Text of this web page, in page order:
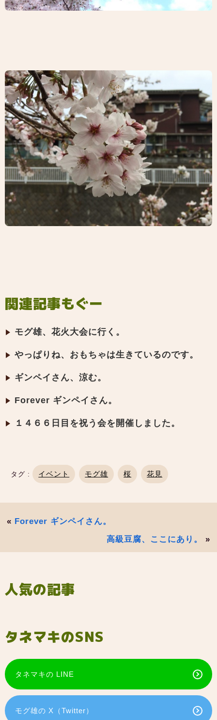
関連記事もぐー
モグ雄、花火大会に行く。
やっぱりね、おもちゃは生きているのです。
ギンペイさん、涼む。
Forever ギンペイさん。
１４６６日目を祝う会を開催しました。
タグ : イベント モグ雄 桜 花見
« Forever ギンペイさん。
高級豆腐、ここにあり。
»
人気の記事
タネマキのSNS
タネマキの LINE
モグ雄の X（Twitter）